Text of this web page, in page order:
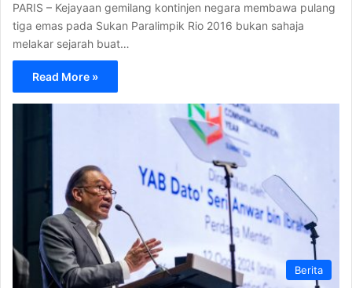
PARIS – Kejayaan gemilang kontinjen negara membawa pulang
tiga emas pada Sukan Paralimpik Rio 2016 bukan sahaja
melakar sejarah buat…
Read More »
Berita